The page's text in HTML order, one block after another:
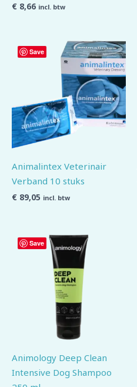
€ 8,66 incl. btw
Save
Animalintex Veterinair
Verband 10 stuks
€ 89,05 incl. btw
Save
Animology Deep Clean
Intensive Dog Shampoo